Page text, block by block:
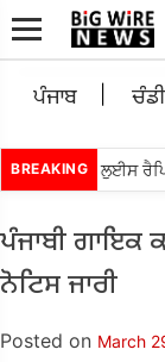
ਪੰਜਾਬ
BREAKING
ਸੇਂਟ ਲੁਈਸ
ਪੰਜਾਬੀ ਗਾਇਕ
ਨੋਟਿਸ ਜਾਰੀ
Posted on March